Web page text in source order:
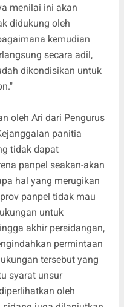
menilai ini akan
didukung oleh
kemudian
secara adil,
dikondisikan untuk
oleh Ari dari Pengurus
panitia
tidak dapat
panpel seakan-akan
hal yang merugikan
panpel tidak mau
untuk
akhir persidangan,
permintaan
tersebut yang
syarat unsur
oleh